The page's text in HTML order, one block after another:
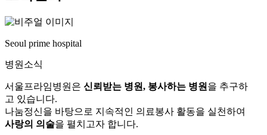
Seoul prime hospital
병원소식
서울프라임병원은 신뢰받는 병원, 봉사하는 병원 을 추구하
고 있습니다.
나눔정신을 바탕으로 지속적인 의료봉사 활동을 실천하여
사랑의 의술을 펼치고자 합니다.